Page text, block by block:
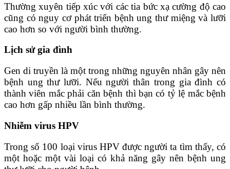
Thường xuyên tiếp xúc với các tia bức xạ cường độ cao
cũng có nguy cơ phát triển bệnh ung thư miệng và lưỡi
cao hơn so với người bình thường.
Lịch sử gia đình
Gen di truyền là một trong những nguyên nhân gây nên
bệnh ung thư lưỡi. Nếu người thân trong gia đình có
thành viên mắc phải căn bệnh thì bạn có tỷ lệ mắc bệnh
cao hơn gấp nhiều lần bình thường.
Nhiễm virus HPV
Trong số 100 loại virus HPV được người ta tìm thấy, có
một hoặc một vài loại có khả năng gây nên bệnh ung